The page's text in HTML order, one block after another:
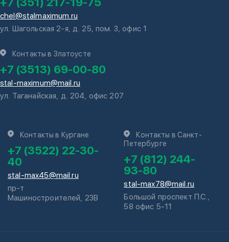
chel@stalmaximum.ru
ул. Шагольская 2-я, д. 25, пом. 3, офис 1
Контакты в Златоусте
+7 (3513) 69-00-80
stal-maximum@mail.ru
ул. Таганайская, д. 204, офис 207
Контакты в Кургане
+7 (3522) 22-30-
40
stal-max45@mail.ru
пр-т
Машиностроителей, 23В
Контакты в Санкт-
Петербурге
+7 (812) 244-
93-80
stal-max78@mail.ru
Большой проспект П.С.,
58 офис 5-11